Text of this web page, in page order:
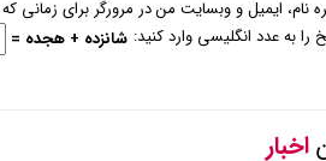
نام، ایمیل و وبسایت من در مرورگر برای زمانی
را به عدد انگلیسی وارد کنید: شانزده + هجده =
اخبار